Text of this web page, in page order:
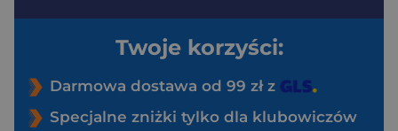
Twoje korzyści:
Darmowa dostawa od 99 zł z
Specjalne zniżki tylko dla klubowiczów